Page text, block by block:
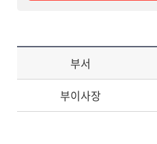
부서
부이사장